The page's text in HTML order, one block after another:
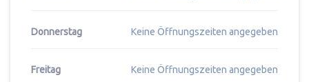
Donnerstag Keine Öffnungszeiten angegeben
Freitag Keine Öffnungszeiten angegeben